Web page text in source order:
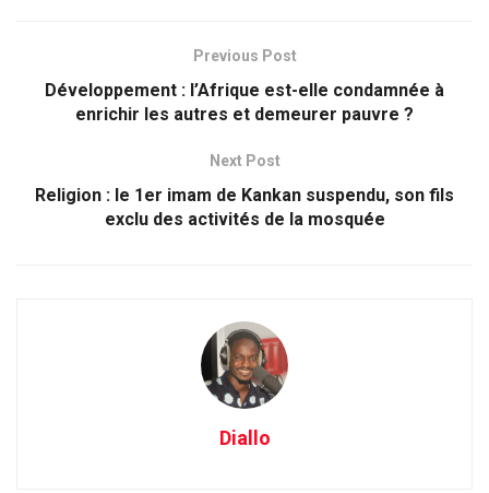
Previous Post
Développement : l’Afrique est-elle condamnée à
enrichir les autres et demeurer pauvre ?
Next Post
Religion : le 1er imam de Kankan suspendu, son fils
exclu des activités de la mosquée
Diallo